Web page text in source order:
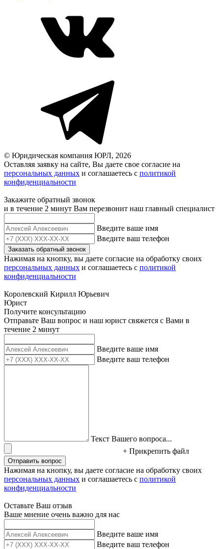
© Юридическая компания ЮРЛ, 2026
Оставляя заявку на сайте, Вы даете свое согласие на
персональных данных и соглашаетесь c политикой
конфиденциальности
Закажите обратный звонок
и в течение 2 минут Вам перезвонит наш главный специалист
Введите ваше имя
Введите ваш телефон
Заказать обратный звонок
Нажимая на кнопку, вы даете согласие на обработку своих
персональных данных и соглашаетесь с политикой
конфиденциальности
Королевский Кирилл Юрьевич
Юрист
Получите консультацию
Отправьте Ваш вопрос и наш юрист свяжется с Вами в
течение 2 минут
Введите ваше имя
Введите ваш телефон
Текст Вашего вопроса...
+ Прикрепить файл
Отправить вопрос
Нажимая на кнопку, вы даете согласие на обработку своих
персональных данных и соглашаетесь с политикой
конфиденциальности
Оставьте Ваш отзыв
Ваше мнение очень важно для нас
Введите ваше имя
Введите ваш телефон